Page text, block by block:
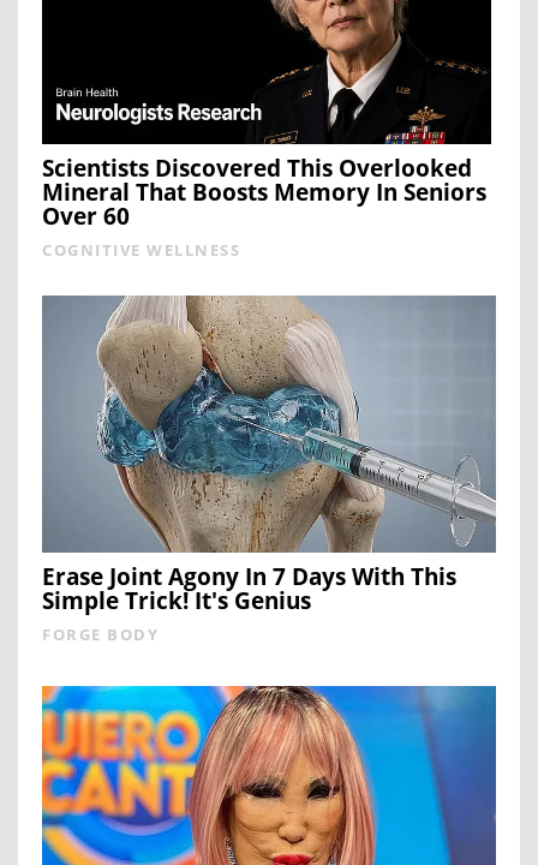
Scientists Discovered This Overlooked
Mineral That Boosts Memory In Seniors
Over 60
COGNITIVE WELLNESS
Erase Joint Agony In 7 Days With This
Simple Trick! It's Genius
FORGE BODY